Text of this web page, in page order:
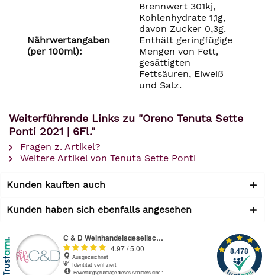
Nährwertangaben
(per 100ml):
Brennwert 301kj,
Kohlenhydrate 1,1g,
davon Zucker 0,3g.
Enthält geringfügige
Mengen von Fett,
gesättigten
Fettsäuren, Eiweiß
und Salz.
Weiterführende Links zu "Oreno Tenuta Sette
Ponti 2021 | 6Fl."
Fragen z. Artikel?
Weitere Artikel von Tenuta Sette Ponti
Kunden kauften auch
Kunden haben sich ebenfalls angesehen